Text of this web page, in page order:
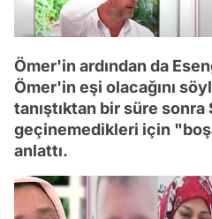
Ömer'in ardından da
Ömer'in eşi olacağını
tanıştıktan bir süre sonra
geçinemedikleri için
anlattı.